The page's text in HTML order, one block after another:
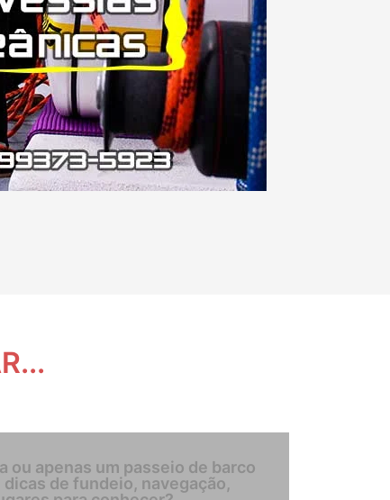
ou apenas um passeio de barco
dicas de fundeio, navegação,